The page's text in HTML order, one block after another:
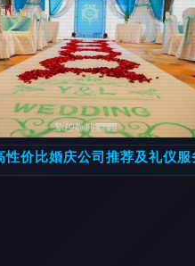
性价比婚庆公司推荐及礼仪